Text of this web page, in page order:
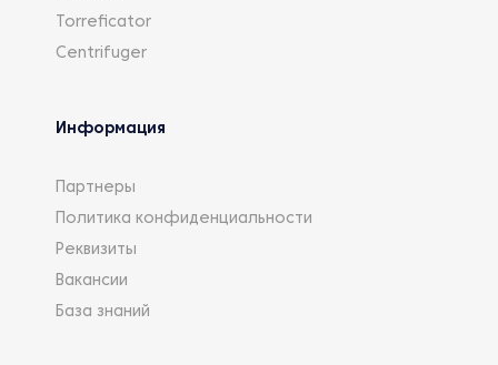
Torreficator
Centrifuger
Информация
Партнеры
Политика конфиденциальности
Реквизиты
Вакансии
База знаний